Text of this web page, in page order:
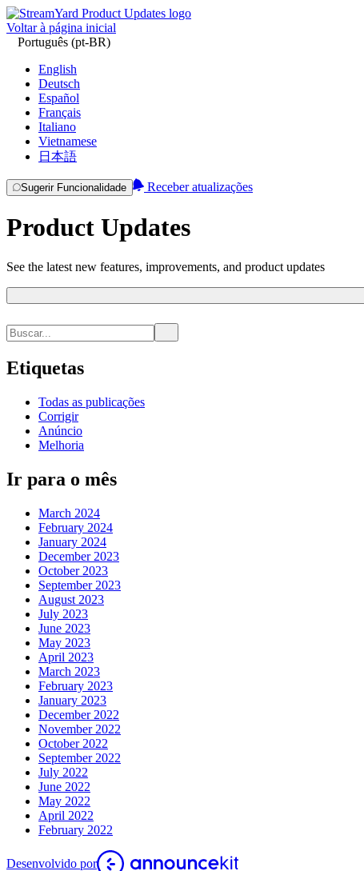
Voltar à página inicial
Português (pt-BR)
English
Deutsch
Español
Français
Italiano
Vietnamese
日本語
Sugerir Funcionalidade Receber atualizações
Product Updates
See the latest new features, improvements, and product updates
Etiquetas
Todas as publicações
Corrigir
Anúncio
Melhoria
Ir para o mês
March 2024
February 2024
January 2024
December 2023
October 2023
September 2023
August 2023
July 2023
June 2023
May 2023
April 2023
March 2023
February 2023
January 2023
December 2022
November 2022
October 2022
September 2022
July 2022
June 2022
May 2022
April 2022
February 2022
Desenvolvido por